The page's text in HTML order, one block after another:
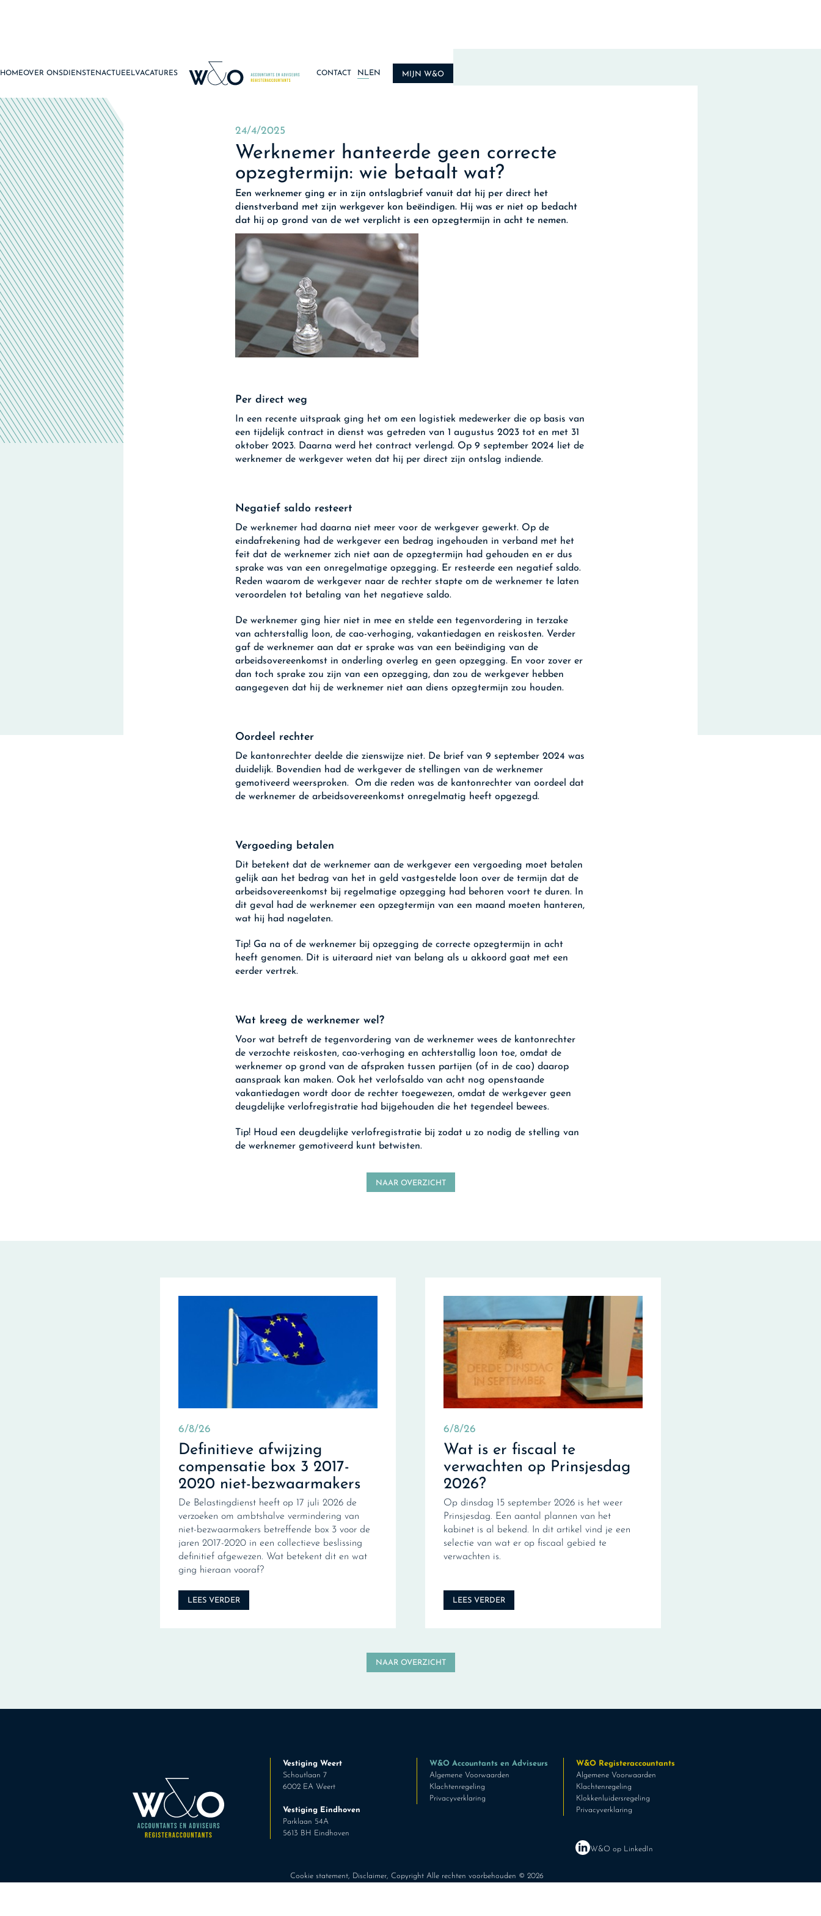
HOMEOVER ONSDIENSTENACTUEELVACATURES CONTACT NL EN MIJN W&O
24/4/2025
Werknemer hanteerde geen correcte
opzegtermijn: wie betaalt wat?
Een werknemer ging er in zijn ontslagbrief vanuit dat hij per direct het
dienstverband met zijn werkgever kon beëindigen. Hij was er niet op bedacht
dat hij op grond van de wet verplicht is een opzegtermijn in acht te nemen.
Per direct weg
In een recente uitspraak ging het om een logistiek medewerker die op basis van
een tijdelijk contract in dienst was getreden van 1 augustus 2023 tot en met 31
oktober 2023. Daarna werd het contract verlengd. Op 9 september 2024 liet de
werknemer de werkgever weten dat hij per direct zijn ontslag indiende.
Negatief saldo resteert
De werknemer had daarna niet meer voor de werkgever gewerkt. Op de
eindafrekening had de werkgever een bedrag ingehouden in verband met het
feit dat de werknemer zich niet aan de opzegtermijn had gehouden en er dus
sprake was van een onregelmatige opzegging. Er resteerde een negatief saldo.
Reden waarom de werkgever naar de rechter stapte om de werknemer te laten
veroordelen tot betaling van het negatieve saldo.
De werknemer ging hier niet in mee en stelde een tegenvordering in terzake
van achterstallig loon, de cao-verhoging, vakantiedagen en reiskosten. Verder
gaf de werknemer aan dat er sprake was van een beëindiging van de
arbeidsovereenkomst in onderling overleg en geen opzegging. En voor zover er
dan toch sprake zou zijn van een opzegging, dan zou de werkgever hebben
aangegeven dat hij de werknemer niet aan diens opzegtermijn zou houden.
Oordeel rechter
De kantonrechter deelde die zienswijze niet. De brief van 9 september 2024 was
duidelijk. Bovendien had de werkgever de stellingen van de werknemer
gemotiveerd weersproken. Om die reden was de kantonrechter van oordeel dat
de werknemer de arbeidsovereenkomst onregelmatig heeft opgezegd.
Vergoeding betalen
Dit betekent dat de werknemer aan de werkgever een vergoeding moet betalen
gelijk aan het bedrag van het in geld vastgestelde loon over de termijn dat de
arbeidsovereenkomst bij regelmatige opzegging had behoren voort te duren. In
dit geval had de werknemer een opzegtermijn van een maand moeten hanteren,
wat hij had nagelaten.
Tip! Ga na of de werknemer bij opzegging de correcte opzegtermijn in acht
heeft genomen. Dit is uiteraard niet van belang als u akkoord gaat met een
eerder vertrek.
Wat kreeg de werknemer wel?
Voor wat betreft de tegenvordering van de werknemer wees de kantonrechter
de verzochte reiskosten, cao-verhoging en achterstallig loon toe, omdat de
werknemer op grond van de afspraken tussen partijen (of in de cao) daarop
aanspraak kan maken. Ook het verlofsaldo van acht nog openstaande
vakantiedagen wordt door de rechter toegewezen, omdat de werkgever geen
deugdelijke verlofregistratie had bijgehouden die het tegendeel bewees.
Tip! Houd een deugdelijke verlofregistratie bij zodat u zo nodig de stelling van
de werknemer gemotiveerd kunt betwisten.
NAAR OVERZICHT
6/8/26
Definitieve afwijzing
compensatie box 3 2017-
2020 niet-bezwaarmakers
De Belastingdienst heeft op 17 juli 2026 de
verzoeken om ambtshalve vermindering van
niet-bezwaarmakers betreffende box 3 voor de
jaren 2017-2020 in een collectieve beslissing
definitief afgewezen. Wat betekent dit en wat
ging hieraan vooraf?
LEES VERDER
6/8/26
Wat is er fiscaal te
verwachten op Prinsjesdag
2026?
Op dinsdag 15 september 2026 is het weer
Prinsjesdag. Een aantal plannen van het
kabinet is al bekend. In dit artikel vind je een
selectie van wat er op fiscaal gebied te
verwachten is.
LEES VERDER
NAAR OVERZICHT
Vestiging Weert
Schoutlaan 7
6002 EA Weert
Vestiging Eindhoven
Parklaan 54A
5613 BH Eindhoven
W&O Accountants en Adviseurs
Algemene Voorwaarden
Klachtenregeling
Privacyverklaring
W&O Registeraccountants
Algemene Voorwaarden
Klachtenregeling
Klokkenluidersregeling
Privacyverklaring
W&O op LinkedIn
Cookie statement, Disclaimer, Copyright Alle rechten voorbehouden © 2026